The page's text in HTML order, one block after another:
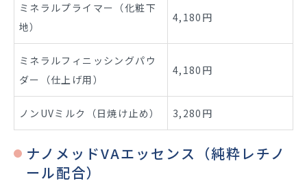
ミネラルプライマー（化粧下
地）
4,180円
ミネラルフィニッシングパウ
ダー（仕上げ用）
4,180円
ノンUVミルク（日焼け止め） 3,280円
ナノメッドVAエッセンス（純粋レチノ
ール配合）